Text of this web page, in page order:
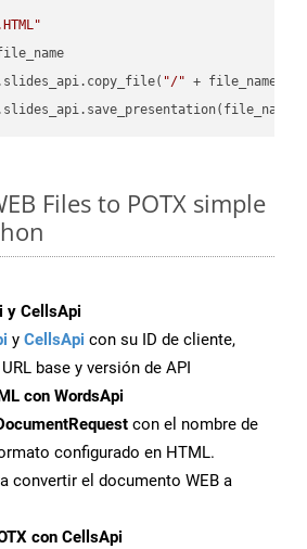
"/" + file_name,
Files to POTX simple
y CellsApi
y CellsApi con su ID de cliente,
base y versión de API
con WordsApi
con el nombre de
configurado en HTML.
convertir el documento WEB a
con CellsApi